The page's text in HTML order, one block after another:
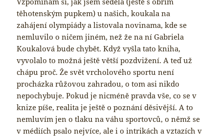
těhotenským pupkem) u našich, koukala na
zahájení olympiády a listovala novinama, kde se
nemluvilo o ničem jiném, než že na ní Gabriela
Koukalová bude chybět. Když vyšla tato kniha,
vyvolalo to možná ještě větší pozdvižení. A teď už
chápu proč. Že svět vrcholového sportu není
procházka růžovou zahradou, o tom asi nikdo
nepochybuje. Pokud je nicméně pravda vše, co se v
knize píše, realita je ještě o poznání děsivější. A to
nemluvím jen o tlaku na váhu sportovců, o němž se
v médiích psalo nejvíce, ale i o intrikách a vztazích v